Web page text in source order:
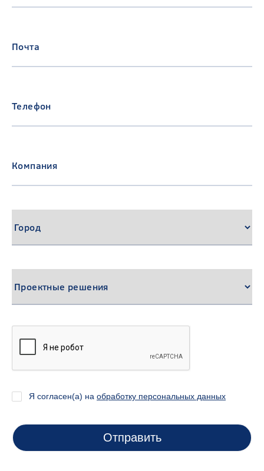
Почта
Телефон
Компания
Отправить
Я согласен(а) на обработку персональных данных